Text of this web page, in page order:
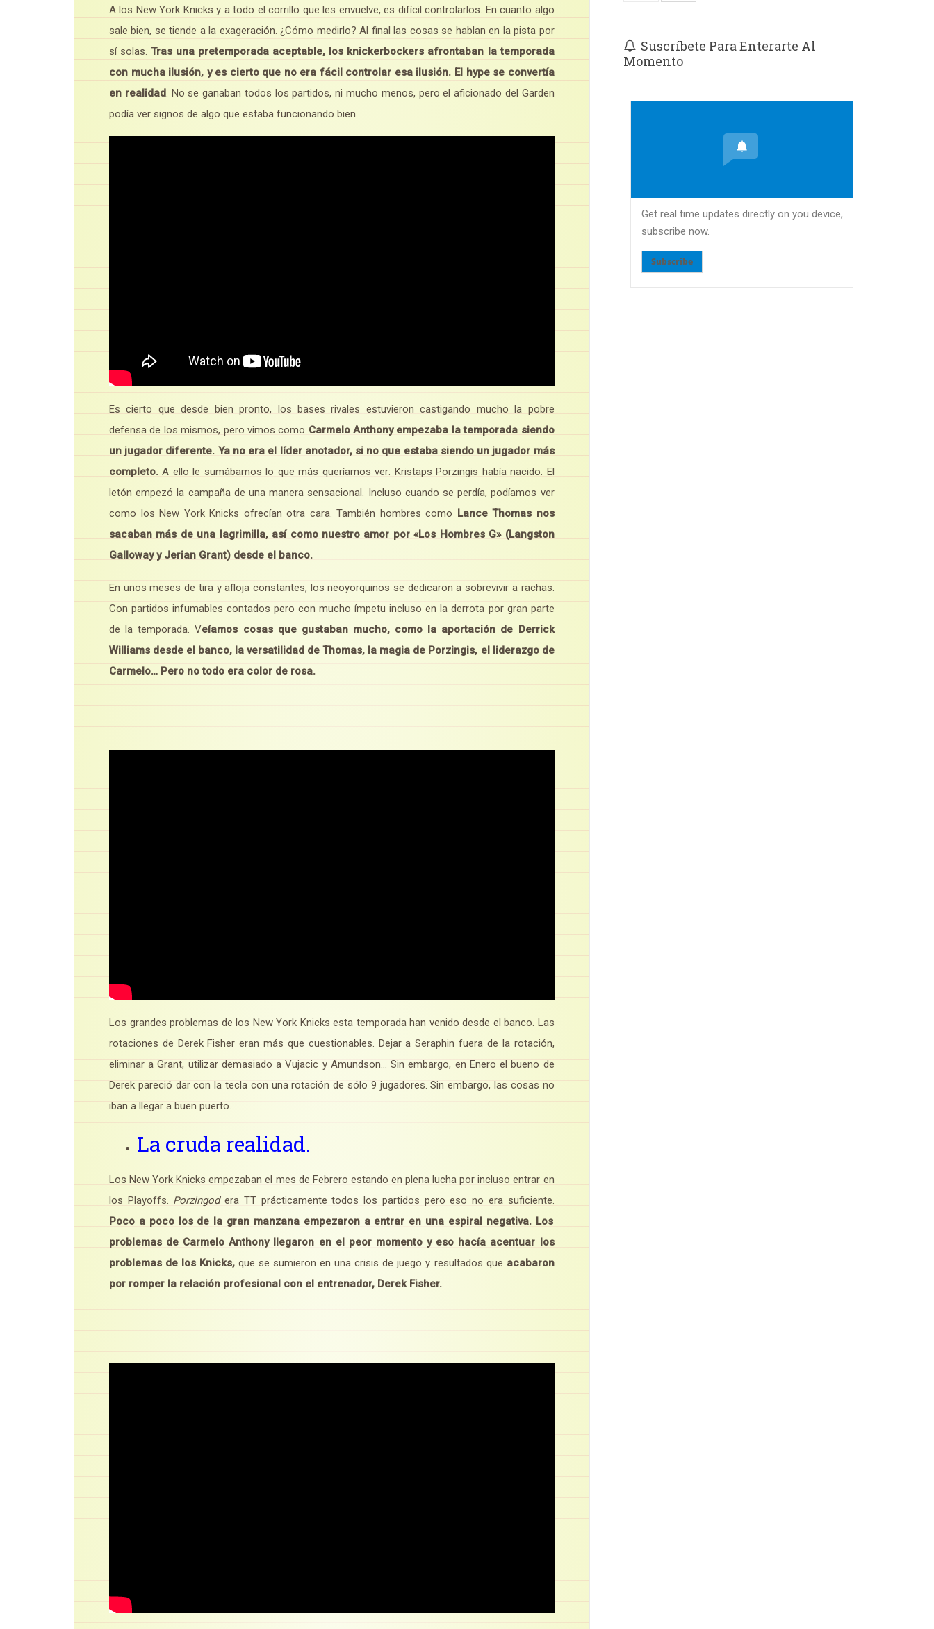
A los New York Knicks y a todo el corrillo que les envuelve, es difícil controlarlos. En cuanto algo
sale bien, se tiende a la exageración. ¿Cómo medirlo? Al final las cosas se hablan en la pista por
sí solas.Tras una pretemporada aceptable, los knickerbockers afrontaban la temporada
con mucha ilusión, y es cierto que no era fácil controlar esa ilusión. El hype se convertía
en realidad. No se ganaban todos los partidos, ni mucho menos, pero el aficionado del Garden
podía ver signos de algo que estaba funcionando bien.
Es cierto que desde bien pronto, los bases rivales estuvieron castigando mucho la pobre
defensa de los mismos, pero vimos como Carmelo Anthony empezaba la temporada siendo
un jugador diferente. Ya no era el líder anotador, si no que estaba siendo un jugador más
completo. A ello le sumábamos lo que más queríamos ver: Kristaps Porzingis había nacido. El
letón empezó la campaña de una manera sensacional. Incluso cuando se perdía, podíamos ver
como los New York Knicks ofrecían otra cara. También hombres como Lance Thomas nos
sacaban más de una lagrimilla, así como nuestro amor por «Los Hombres G» (Langston
Galloway y Jerian Grant) desde el banco.
En unos meses de tira y afloja constantes, los neoyorquinos se dedicaron a sobrevivir a rachas.
Con partidos infumables contados pero con mucho ímpetu incluso en la derrota por gran parte
de la temporada. Veíamos cosas que gustaban mucho, como la aportación de Derrick
Williams desde el banco, la versatilidad de Thomas, la magia de Porzingis, el liderazgo de
Carmelo… Pero no todo era color de rosa.
Los grandes problemas de los New York Knicks esta temporada han venido desde el banco. Las
rotaciones de Derek Fisher eran más que cuestionables. Dejar a Seraphin fuera de la rotación,
eliminar a Grant, utilizar demasiado a Vujacic y Amundson… Sin embargo, en Enero el bueno de
Derek pareció dar con la tecla con una rotación de sólo 9 jugadores. Sin embargo, las cosas no
iban a llegar a buen puerto.
La cruda realidad.
Los New York Knicks empezaban el mes de Febrero estando en plena lucha por incluso entrar en
los Playoffs. Porzingodera TT prácticamente todos los partidos pero eso no era suficiente.
Poco a poco los de la gran manzana empezaron a entrar en una espiral negativa. Los
problemas de Carmelo Anthony llegaron en el peor momento y eso hacía acentuar los
problemas de los Knicks, que se sumieron en una crisis de juego y resultados que acabaron
por romper la relación profesional con el entrenador, Derek Fisher.
Suscríbete Para Enterarte Al
Momento
Get real time updates directly on you device,
subscribe now.
Subscribe